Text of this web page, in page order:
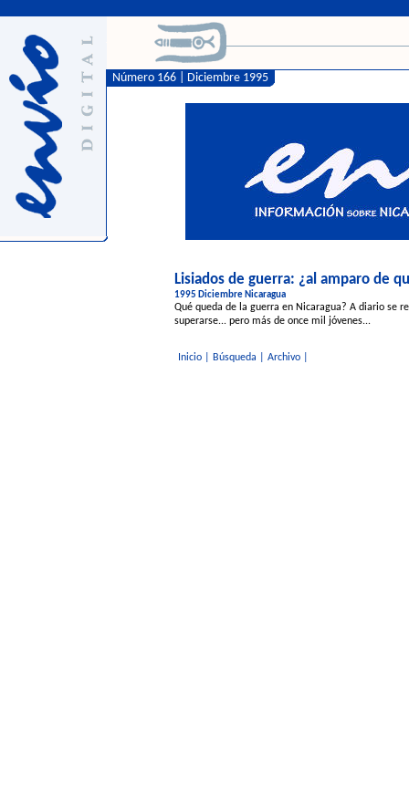
Número 166 | Diciembre 1995
Lisiados de guerra: ¿al amparo de
1995 Diciembre Nicaragua
Qué queda de la guerra en Nicaragua? A diario se
superarse... pero más de once mil jóvenes...
Inicio| Búsqueda Archivo|